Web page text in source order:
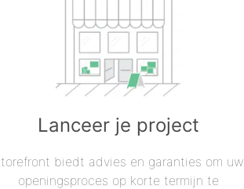
Lanceer je project
biedt advies en garanties om uw
openingsproces op korte termijn te